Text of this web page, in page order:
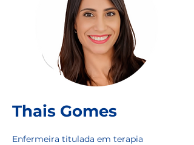
Thais Gomes
Enfermeira titulada em terapia